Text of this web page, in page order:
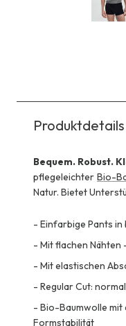
Produktdetails
Bequem. Robust.
pflegeleichter Bio-
Natur. Bietet
- Einfarbige Pants
- Mit flachen Nähten
- Mit elastischen
- Regular Cut:
- Bio-Baumwolle
Formstabilität